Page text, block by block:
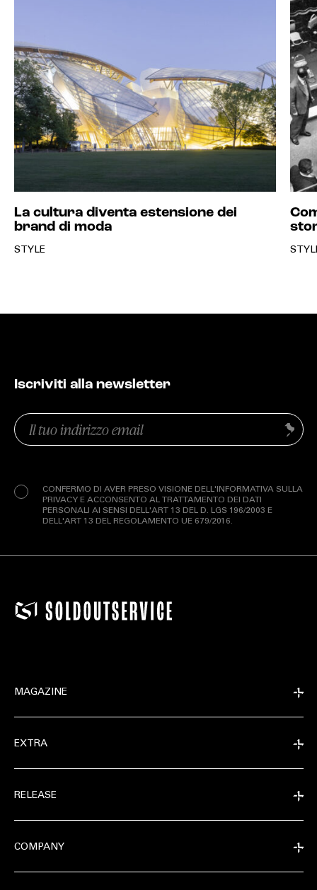
La cultura diventa estensione dei
brand di moda
STYLE
Iscriviti alla newsletter
Email
(Obbligatorio)
CONFERMO DI AVER PRESO VISIONE DELL'INFORMATIVA SULLA
PRIVACY E ACCONSENTO AL TRATTAMENTO DEI DATI
PERSONALI AI SENSI DELL'ART 13 DEL D. LGS 196/2003 E
DELL'ART 13 DEL REGOLAMENTO UE 679/2016.
Invia
MAGAZINE
EXTRA
RELEASE
COMPANY